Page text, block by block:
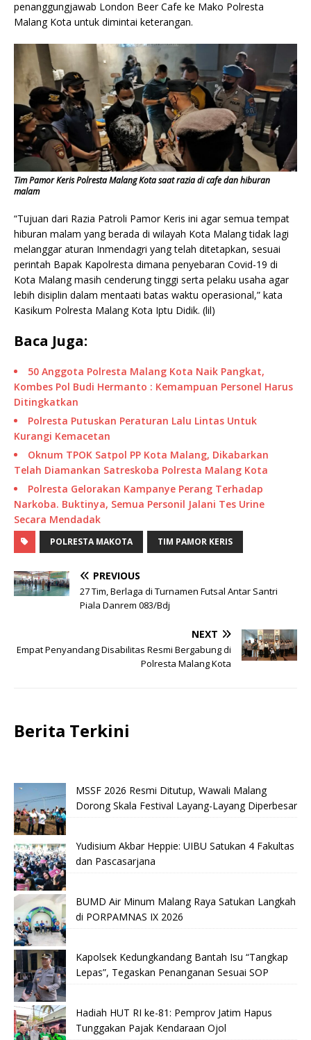
penanggungjawab London Beer Cafe ke Mako Polresta
Malang Kota untuk dimintai keterangan.
Tim Pamor Keris Polresta Malang Kota saat razia di cafe dan hiburan
malam
“Tujuan dari Razia Patroli Pamor Keris ini agar semua tempat
hiburan malam yang berada di wilayah Kota Malang tidak lagi
melanggar aturan Inmendagri yang telah ditetapkan, sesuai
perintah Bapak Kapolresta dimana penyebaran Covid-19 di
Kota Malang masih cenderung tinggi serta pelaku usaha agar
lebih disiplin dalam mentaati batas waktu operasional,” kata
Kasikum Polresta Malang Kota Iptu Didik. (lil)
Baca Juga:
50 Anggota Polresta Malang Kota Naik Pangkat,
Kombes Pol Budi Hermanto : Kemampuan Personel Harus
Ditingkatkan
Polresta Putuskan Peraturan Lalu Lintas Untuk
Kurangi Kemacetan
Oknum TPOK Satpol PP Kota Malang, Dikabarkan
Telah Diamankan Satreskoba Polresta Malang Kota
Polresta Gelorakan Kampanye Perang Terhadap
Narkoba. Buktinya, Semua Personil Jalani Tes Urine
Secara Mendadak
POLRESTA MAKOTA TIM PAMOR KERIS
PREVIOUS
27 Tim, Berlaga di Turnamen Futsal Antar Santri
Piala Danrem 083/Bdj
NEXT
Empat Penyandang Disabilitas Resmi Bergabung di
Polresta Malang Kota
Berita Terkini
MSSF 2026 Resmi Ditutup, Wawali Malang
Dorong Skala Festival Layang-Layang Diperbesar
Yudisium Akbar Heppie: UIBU Satukan 4 Fakultas
dan Pascasarjana
BUMD Air Minum Malang Raya Satukan Langkah
di PORPAMNAS IX 2026
Kapolsek Kedungkandang Bantah Isu “Tangkap
Lepas”, Tegaskan Penanganan Sesuai SOP
Hadiah HUT RI ke-81: Pemprov Jatim Hapus
Tunggakan Pajak Kendaraan Ojol